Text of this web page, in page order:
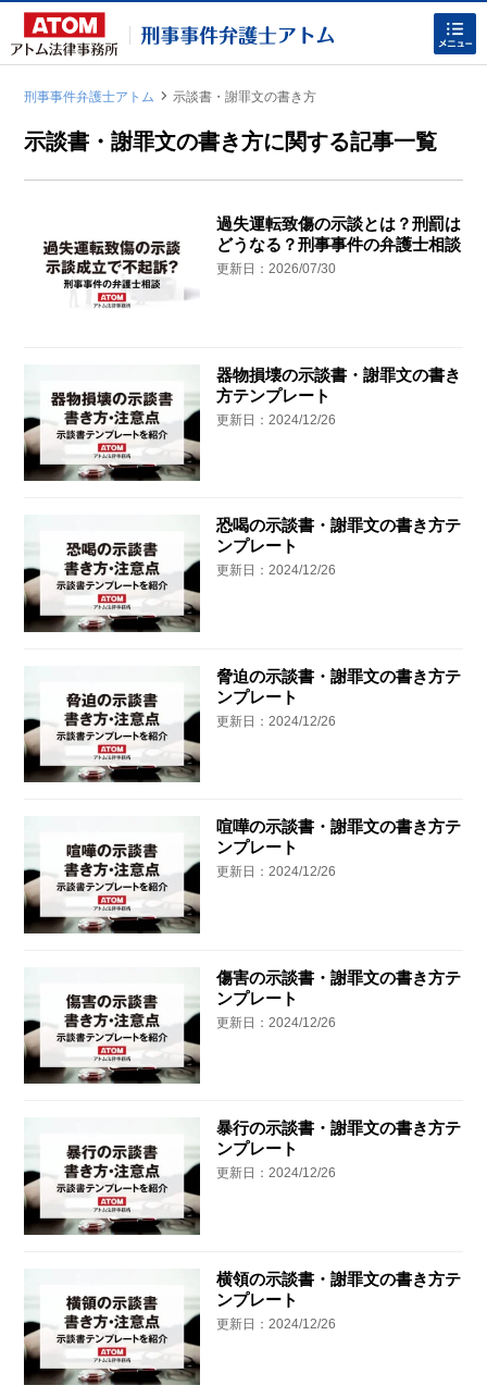
ホームに戻る
刑事事件の無料相談
家族が逮捕された方はこちら
アトムについて 知りたい方
弁護士紹介
アクセス
ご依頼者からのお手紙
刑事事件弁護士アトム |示談書・謝罪文の書き方
示談書・謝罪文の書き方に関する記事一覧
過失運転致傷の示談とは？刑罰は
どうなる？刑事事件の弁護士相談
更新日：2026/07/30
器物損壊の示談書・謝罪文の書き
方テンプレート
更新日：2024/12/26
恐喝の示談書・謝罪文の書き方テ
ンプレート
更新日：2024/12/26
脅迫の示談書・謝罪文の書き方テ
ンプレート
更新日：2024/12/26
喧嘩の示談書・謝罪文の書き方テ
ンプレート
更新日：2024/12/26
傷害の示談書・謝罪文の書き方テ
ンプレート
更新日：2024/12/26
暴行の示談書・謝罪文の書き方テ
ンプレート
更新日：2024/12/26
横領の示談書・謝罪文の書き方テ
ンプレート
更新日：2024/12/26